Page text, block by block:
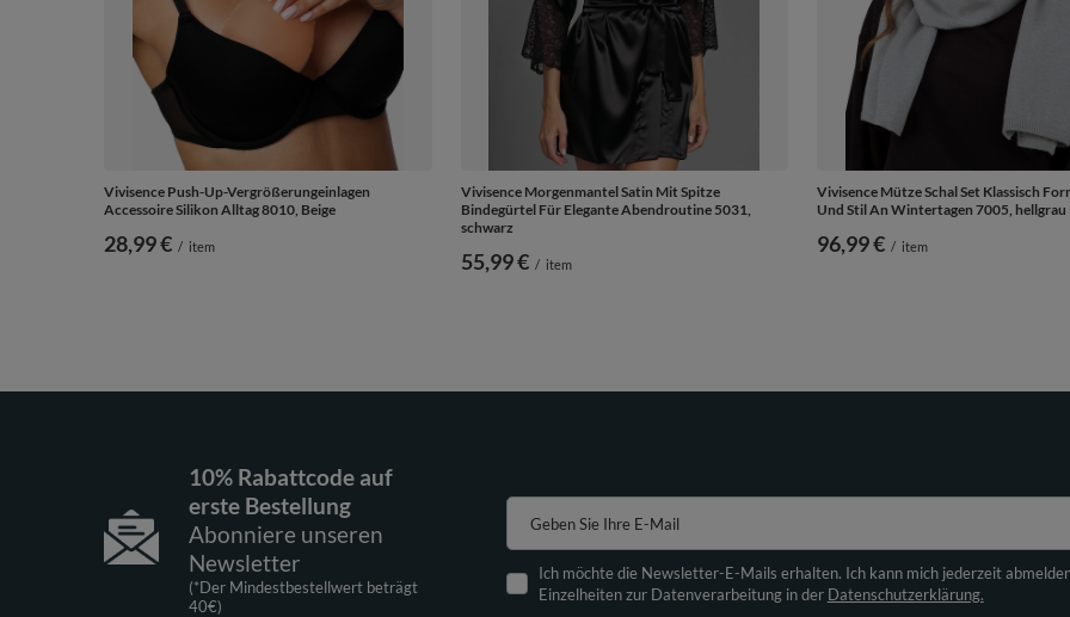
Vivisence Push-Up-Vergrößerungeinlagen
Accessoire Silikon Alltag 8010, Beige
28,99 € / item
Vivisence Morgenmantel Satin Mit Spitze
Bindegürtel Für Elegante Abendroutine 5031,
schwarz
55,99 € / item
Vivisence Mütze Schal Set Klassisch
Und Stil An Wintertagen 7005, hellgrau
96,99 € / item
10% Rabattcode auf
erste Bestellung
Abonniere unseren
Newsletter
(*Der Mindestbestellwert beträgt
40€)
Geben Sie Ihre E-Mail
Ich möchte die Newsletter-E-Mails erhalten. Ich kann mich jederzeit
Einzelheiten zur Datenverarbeitung in der Datenschutzerklärung.